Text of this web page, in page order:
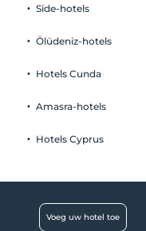
Side-hotels
Ölüdeniz-hotels
Hotels Cunda
Amasra-hotels
Hotels Cyprus
Voeg uw hotel toe